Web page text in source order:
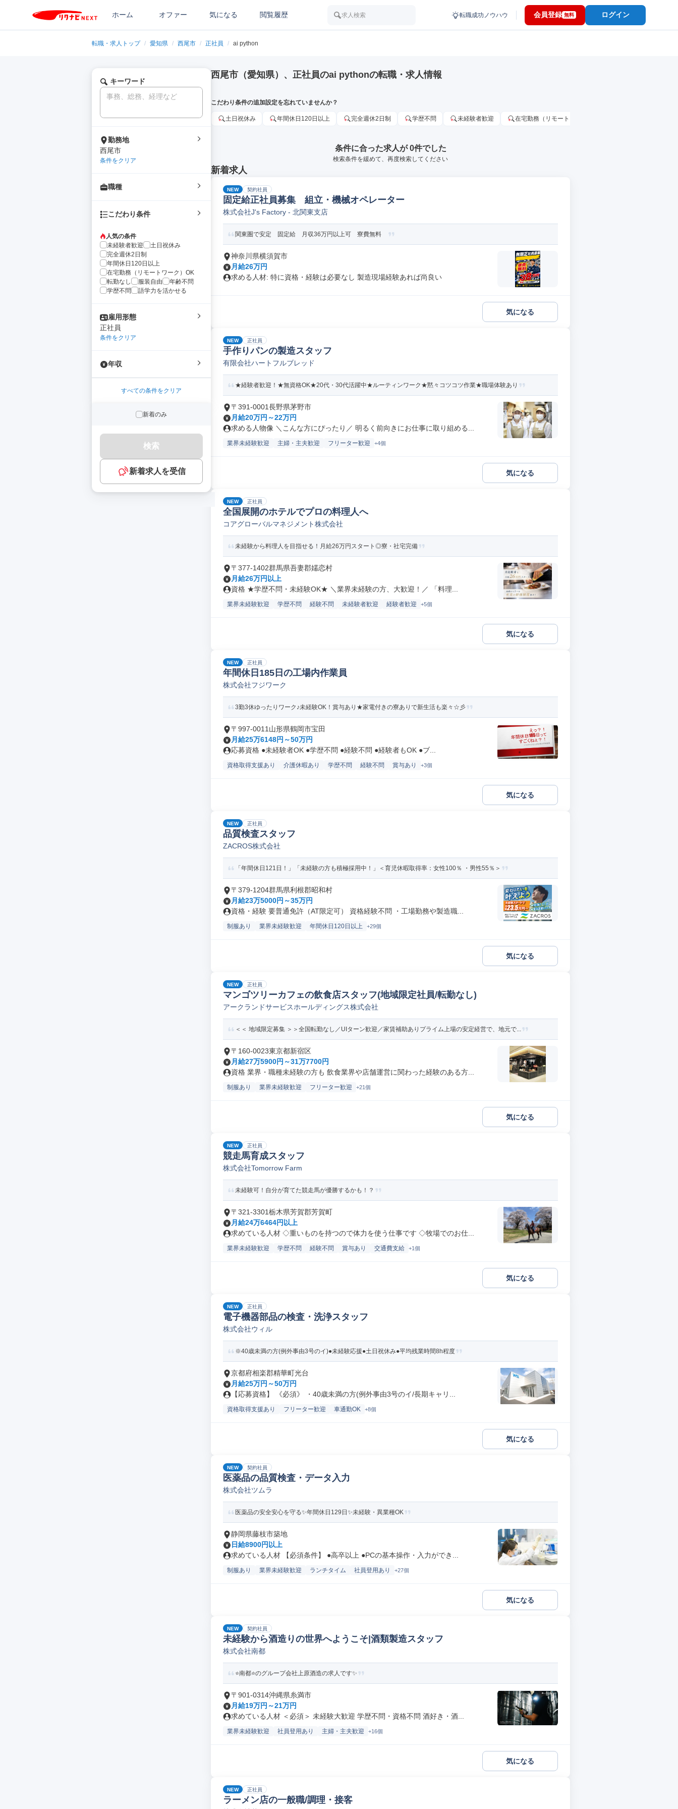
ホーム オファー 気になる 閲覧履歴 求人検索 転職成功ノウハウ 会員登録 無料 ログイン
転職・求人トップ / 愛知県 / 西尾市 / 正社員 / ai python
キーワード
勤務地
西尾市
条件をクリア
職種
こだわり条件
人気の条件
未経験者歓迎
土日祝休み
完全週休2日制
年間休日120日以上
在宅勤務（リモートワーク）OK
転勤なし
服装自由
年齢不問
学歴不問
語学力を活かせる
雇用形態
正社員
条件をクリア
年収
すべての条件をクリア
新着のみ
検索
新着求人を受信
西尾市（愛知県）、正社員のai pythonの転職・求人情報
こだわり条件の追加設定を忘れていませんか？
土日祝休み 年間休日120日以上 完全週休2日制 学歴不問 未経験者歓迎 在宅勤務（リモートワーク）OK
条件に合った求人が 0件でした
検索条件を緩めて、再度検索してください
新着求人
NEW 契約社員
固定給正社員募集 組立・機械オペレーター
株式会社J's Factory - 北関東支店
関東圏で安定 固定給 月収36万円以上可 寮費無料
神奈川県横須賀市
月給26万円
求める人材: 特に資格・経験は必要なし 製造現場経験あれば尚良い
気になる
NEW 正社員
手作りパンの製造スタッフ
有限会社ハートフルブレッド
★経験者歓迎！★無資格OK★20代・30代活躍中★ルーティンワーク★黙々コツコツ作業★職場体験あり
〒391-0001長野県茅野市
月給20万円～22万円
求める人物像 ＼こんな方にぴったり／ 明るく前向きにお仕事に取り組める...
業界未経験歓迎 主婦・主夫歓迎 フリーター歓迎 +4個
気になる
NEW 正社員
全国展開のホテルでプロの料理人へ
コアグローバルマネジメント株式会社
未経験から料理人を目指せる！月給26万円スタート◎寮・社宅完備
〒377-1402群馬県吾妻郡嬬恋村
月給26万円以上
資格 ★学歴不問・未経験OK★ ＼業界未経験の方、大歓迎！／ 「料理...
業界未経験歓迎 学歴不問 経験不問 未経験者歓迎 経験者歓迎 +5個
気になる
NEW 正社員
年間休日185日の工場内作業員
株式会社フジワーク
3勤3休ゆったりワーク♪未経験OK！賞与あり★家電付きの寮ありで新生活も楽々☆彡
〒997-0011山形県鶴岡市宝田
月給25万6148円～50万円
応募資格 ●未経験者OK ●学歴不問 ●経験不問 ●経験者もOK ●ブ...
資格取得支援あり 介護休暇あり 学歴不問 経験不問 賞与あり +3個
気になる
NEW 正社員
品質検査スタッフ
ZACROS株式会社
「年間休日121日！」「未経験の方も積極採用中！」＜育児休暇取得率：女性100％ ・男性55％＞
〒379-1204群馬県利根郡昭和村
月給23万5000円～35万円
資格・経験 要普通免許（AT限定可） 資格経験不問 ・工場勤務や製造職...
制服あり 業界未経験歓迎 年間休日120日以上 +29個
気になる
NEW 正社員
マンゴツリーカフェの飲食店スタッフ(地域限定社員/転勤なし)
アークランドサービスホールディングス株式会社
＜＜ 地域限定募集 ＞＞全国転勤なし／UIターン歓迎／家賃補助ありプライム上場の安定経営で、地元で...
〒160-0023東京都新宿区
月給27万5900円～31万7700円
資格 業界・職種未経験の方も 飲食業界や店舗運営に関わった経験のある方...
制服あり 業界未経験歓迎 フリーター歓迎 +21個
気になる
NEW 正社員
競走馬育成スタッフ
株式会社Tomorrow Farm
未経験可！自分が育てた競走馬が優勝するかも！？
〒321-3301栃木県芳賀郡芳賀町
月給24万6464円以上
求めている人材 ◇重いものを持つので体力を使う仕事です ◇牧場でのお仕...
業界未経験歓迎 学歴不問 経験不問 賞与あり 交通費支給 +1個
気になる
NEW 正社員
電子機器部品の検査・洗浄スタッフ
株式会社ウィル
※40歳未満の方(例外事由3号のイ)●未経験応援●土日祝休み●平均残業時間8h程度
京都府相楽郡精華町光台
月給25万円～50万円
【応募資格】 《必須》 ・40歳未満の方(例外事由3号のイ/長期キャリ...
資格取得支援あり フリーター歓迎 車通勤OK +8個
気になる
NEW 契約社員
医薬品の品質検査・データ入力
株式会社ツムラ
医薬品の安全安心を守る✨年間休日129日✨未経験・異業種OK
静岡県藤枝市築地
日給8900円以上
求めている人材 【必須条件】 ●高卒以上 ●PCの基本操作・入力ができ...
制服あり 業界未経験歓迎 ランチタイム 社員登用あり +27個
気になる
NEW 契約社員
未経験から酒造りの世界へようこそ|酒類製造スタッフ
株式会社南都
⭐️南都⭐️のグループ会社上原酒造の求人です✨
〒901-0314沖縄県糸満市
月給19万円～21万円
求めている人材 ＜必須＞ 未経験大歓迎 学歴不問・資格不問 酒好き・酒...
業界未経験歓迎 社員登用あり 主婦・主夫歓迎 +16個
気になる
NEW 正社員
ラーメン店の一般職/調理・接客